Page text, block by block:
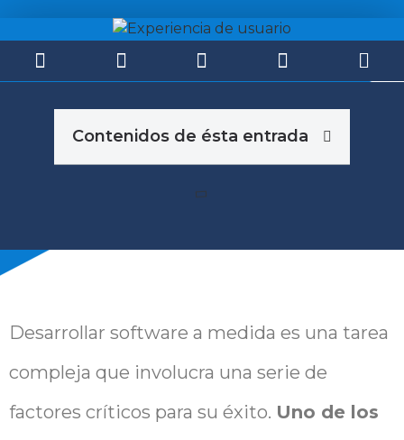
Contenidos de ésta entrada
Desarrollar software a medida es una tarea
compleja que involucra una serie de
factores críticos para su éxito. Uno de los